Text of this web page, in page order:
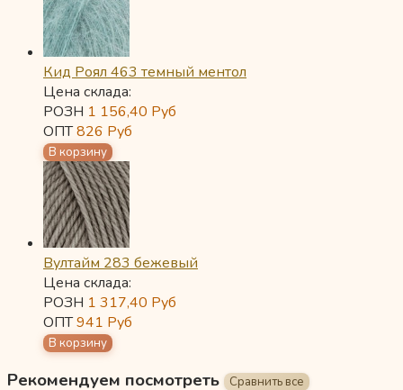
Кид Роял 463 темный ментол
Цена склада:
РОЗН 1 156,40 Руб
ОПТ826 Руб
Вултайм 283 бежевый
Цена склада:
РОЗН 1 317,40 Руб
ОПТ941 Руб
Рекомендуем посмотреть